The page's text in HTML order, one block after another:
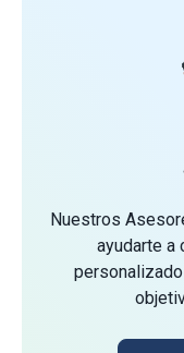
Nuestros
ayudarte a